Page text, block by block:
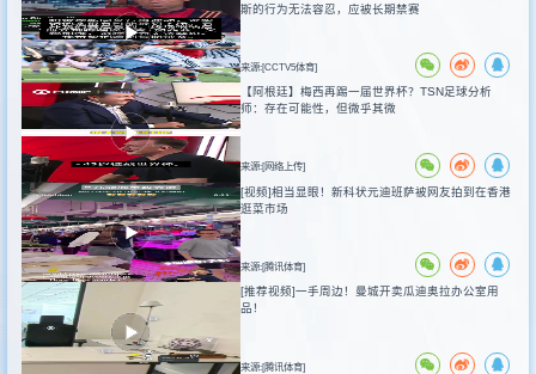
斯的行为无法容忍，应被长期禁赛
来源:[CCTV5体育]
【阿根廷】梅西再踢一届世界杯？TSN足球分析
师：存在可能性，但微乎其微
来源:[网络上传]
[视频]相当显眼！新科状元迪班萨被网友拍到在香港
逛菜市场
来源:[腾讯体育]
[推荐视频]一手周边！曼城开卖瓜迪奥拉办公室用
品！
来源:[腾讯体育]